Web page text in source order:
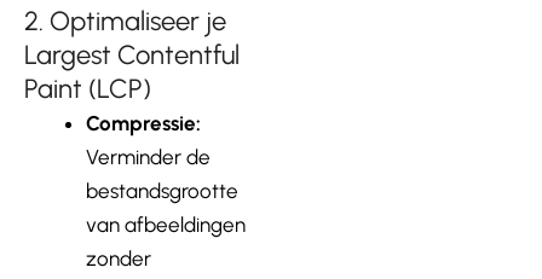
2. Optimaliseer je
Largest Contentful
Paint (LCP)
Compressie:
Verminder de
bestandsgrootte
van afbeeldingen
zonder